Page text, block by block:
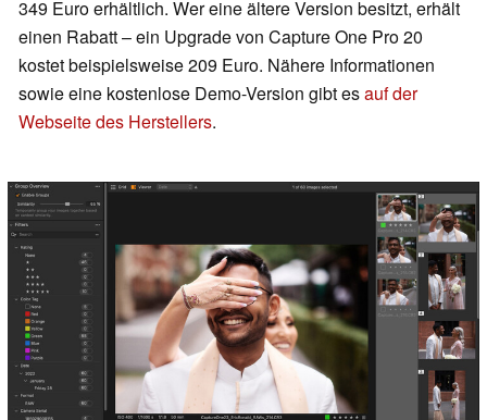
349 Euro erhältlich. Wer eine ältere Version besitzt, erhält
einen Rabatt – ein Upgrade von Capture One Pro 20
kostet beispielsweise 209 Euro. Nähere Informationen
sowie eine kostenlose Demo-Version gibt esauf der
Webseite des Herstellers.